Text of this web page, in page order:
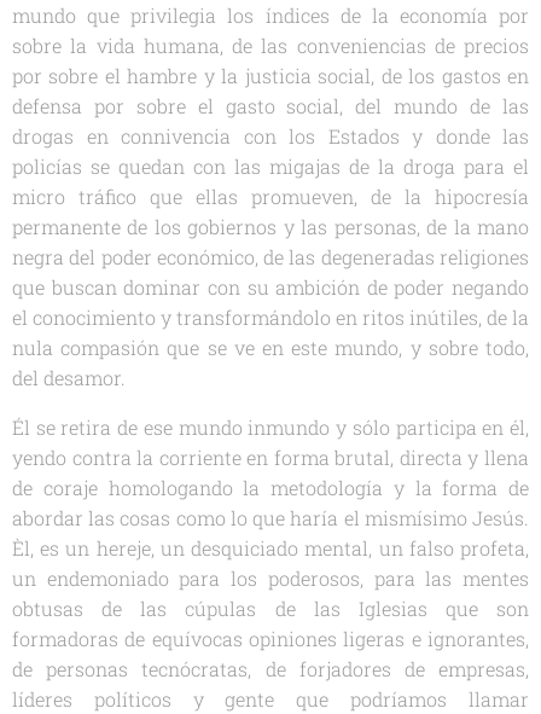
mundo que privilegia los índices de la economía por
sobre la vida humana, de las conveniencias de precios
por sobre el hambre y la justicia social, de los gastos en
defensa por sobre el gasto social, del mundo de las
drogas en connivencia con los Estados y donde las
policías se quedan con las migajas de la droga para el
micro tráfico que ellas promueven, de la hipocresía
permanente de los gobiernos y las personas, de la mano
negra del poder económico, de las degeneradas religiones
que buscan dominar con su ambición de poder negando
el conocimiento y transformándolo en ritos inútiles, de la
nula compasión que se ve en este mundo, y sobre todo,
del desamor.
Él se retira de ese mundo inmundo y sólo participa en él,
yendo contra la corriente en forma brutal, directa y llena
de coraje homologando la metodología y la forma de
abordar las cosas como lo que haría el mismísimo Jesús.
Èl, es un hereje, un desquiciado mental, un falso profeta,
un endemoniado para los poderosos, para las mentes
obtusas de las cúpulas de las Iglesias que son
formadoras de equívocas opiniones ligeras e ignorantes,
de personas tecnócratas, de forjadores de empresas,
líderes políticos y gente que podríamos llamar